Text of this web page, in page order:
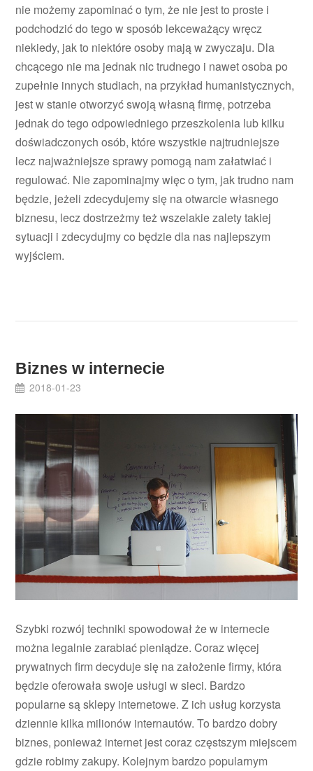
nie możemy zapominać o tym, że nie jest to proste i
podchodzić do tego w sposób lekceważący wręcz
niekiedy, jak to niektóre osoby mają w zwyczaju. Dla
chcącego nie ma jednak nic trudnego i nawet osoba po
zupełnie innych studiach, na przykład humanistycznych,
jest w stanie otworzyć swoją własną firmę, potrzeba
jednak do tego odpowiedniego przeszkolenia lub kilku
doświadczonych osób, które wszystkie najtrudniejsze
lecz najważniejsze sprawy pomogą nam załatwiać i
regulować. Nie zapominajmy więc o tym, jak trudno nam
będzie, jeżeli zdecydujemy się na otwarcie własnego
biznesu, lecz dostrzeżmy też wszelakie zalety takiej
sytuacji i zdecydujmy co będzie dla nas najlepszym
wyjściem.
Biznes w internecie
2018-01-23
Szybki rozwój techniki spowodował że w internecie
można legalnie zarabiać pieniądze. Coraz więcej
prywatnych firm decyduje się na założenie firmy, która
będzie oferowała swoje usługi w sieci. Bardzo
popularne są sklepy internetowe. Z ich usług korzysta
dziennie kilka milionów internautów. To bardzo dobry
biznes, ponieważ internet jest coraz częstszym miejscem
gdzie robimy zakupy. Kolejnym bardzo popularnym